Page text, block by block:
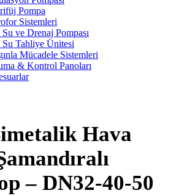
Pompa
Sistemleri
Su ve Drenaj Pompası
Su Tahliye Ünitesi
Mücadele Sistemleri
& Kontrol Panoları
Hava
– DN32-40-50